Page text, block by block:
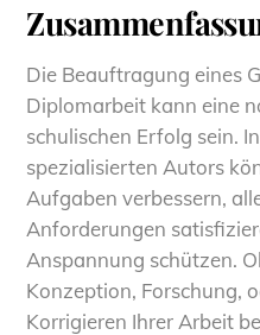
Die Beauftragung eines
Diplomarbeit kann eine
schulischen Erfolg sein.
spezialisierten Autors
Aufgaben verbessern,
Anforderungen
Anspannung schützen.
Konzeption, Forschung,
Korrigieren Ihrer Arbeit